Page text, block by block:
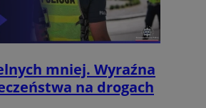
mniej. Wyraźna
na drogach